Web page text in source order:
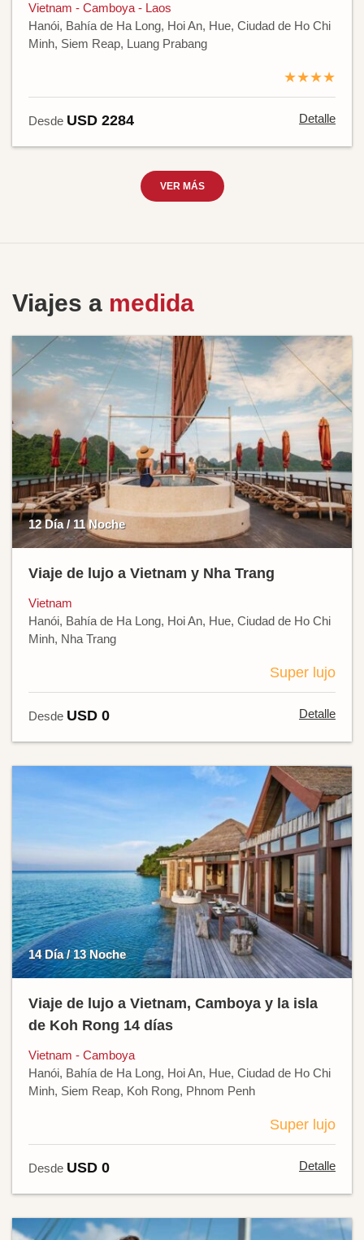
Vietnam - Camboya - Laos
Hanói, Bahía de Ha Long, Hoi An, Hue, Ciudad de Ho Chi
Minh, Siem Reap, Luang Prabang
★★★★
Desde USD 2284 Detalle
VER MÁS
Viajes a medida
12 Día / 11 Noche
Viaje de lujo a Vietnam y Nha Trang
Vietnam
Hanói, Bahía de Ha Long, Hoi An, Hue, Ciudad de Ho Chi
Minh, Nha Trang
Super lujo
Desde USD 0 Detalle
14 Día / 13 Noche
Viaje de lujo a Vietnam, Camboya y la isla
de Koh Rong 14 días
Vietnam - Camboya
Hanói, Bahía de Ha Long, Hoi An, Hue, Ciudad de Ho Chi
Minh, Siem Reap, Koh Rong, Phnom Penh
Super lujo
Desde USD 0 Detalle